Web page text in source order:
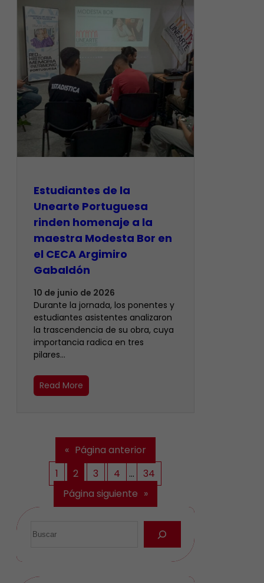
Estudiantes de la
Unearte Portuguesa
rinden homenaje a la
maestra Modesta Bor en
el CECA Argimiro
Gabaldón
10 de junio de 2026
Durante la jornada, los ponentes y
estudiantes asistentes analizaron
la trascendencia de su obra, cuya
importancia radica en tres
pilares…
Read More
« Página anterior
1
2 3 4 …
34
Página siguiente »